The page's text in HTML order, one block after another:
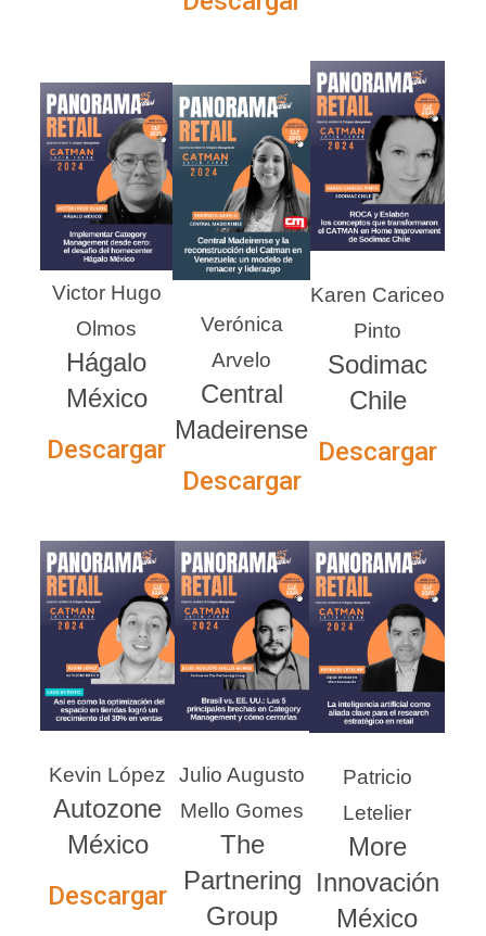
Victor Hugo
Olmos
Hágalo
México
Descargar
Verónica
Arvelo
Central
Madeirense
Descargar
Karen Cariceo
Pinto
Sodimac
Chile
Descargar
Kevin López
Autozone
México
Descargar
Julio Augusto
Mello Gomes
The
Partnering
Group
Patricio
Letelier
More
Innovación
México